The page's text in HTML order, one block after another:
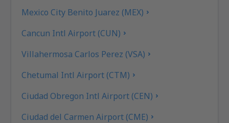
Mexico City Benito Juarez (MEX)
Cancun Intl Airport (CUN)
Villahermosa Carlos Perez (VSA)
Chetumal Intl Airport (CTM)
Ciudad Obregon Intl Airport (CEN)
Ciudad del Carmen Airport (CME)